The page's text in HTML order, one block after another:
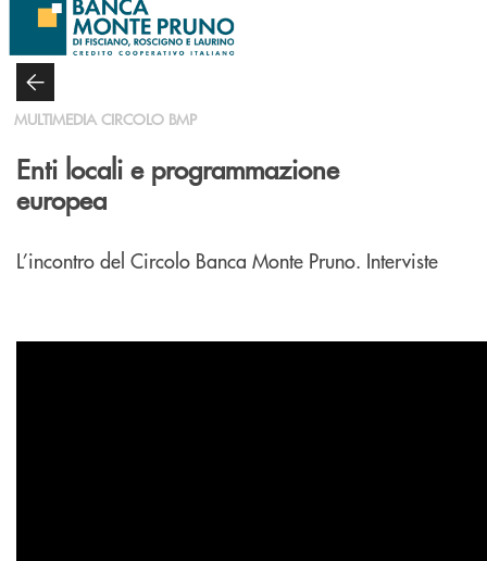
Salta al contenuto principale
MULTIMEDIA CIRCOLO BMP
Enti locali e programmazione
europea
L’incontro del Circolo Banca Monte Pruno. Interviste